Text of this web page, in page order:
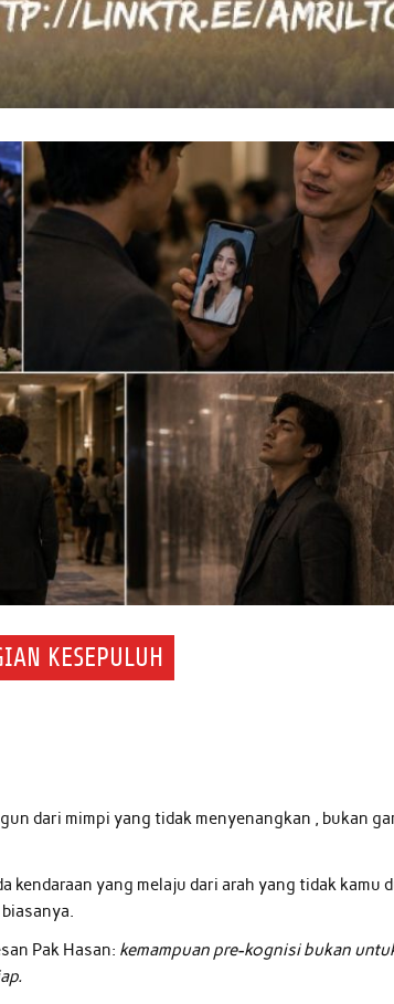
KESEPULUH
dari mimpi yang tidak menyenangkan , bukan
yang melaju dari arah yang tidak kamu
Pak Hasan: kemampuan pre-kognisi bukan